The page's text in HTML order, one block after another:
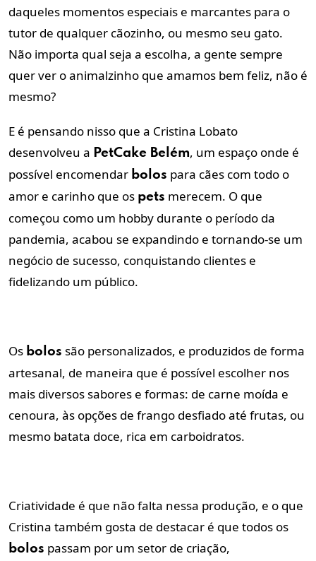
daqueles momentos especiais e marcantes para o
tutor de qualquer cãozinho, ou mesmo seu gato.
Não importa qual seja a escolha, a gente sempre
quer ver o animalzinho que amamos bem feliz, não é
mesmo?
E é pensando nisso que a Cristina Lobato
desenvolveu a PetCake Belém, um espaço onde é
possível encomendar bolos para cães com todo o
amor e carinho que os pets merecem. O que
começou como um hobby durante o período da
pandemia, acabou se expandindo e tornando-se um
negócio de sucesso, conquistando clientes e
fidelizando um público.
Os bolos são personalizados, e produzidos de forma
artesanal, de maneira que é possível escolher nos
mais diversos sabores e formas: de carne moída e
cenoura, às opções de frango desfiado até frutas, ou
mesmo batata doce, rica em carboidratos.
Criatividade é que não falta nessa produção, e o que
Cristina também gosta de destacar é que todos os
bolos passam por um setor de criação,